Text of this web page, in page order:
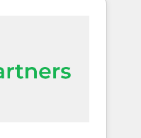
big initiative
migrate your
workflows that
in your time